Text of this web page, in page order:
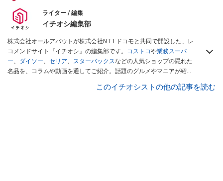
ライター / 編集
イチオシ編集部
株式会社オールアバウトが株式会社NTTドコモと共同で開設した、レ
コメンドサイト『イチオシ』の編集部です。 コストコや業務スーパ
ー、 ダイソー、 セリア、 スターバックスなどの人気ショップの隠れた
名品を、コラムや動画を通してご紹介。話題のグルメやマニアが紹介
インフルエンサーが実際に使用してレビューしています。毎日トレン
このイチオシストの他の記事を読む